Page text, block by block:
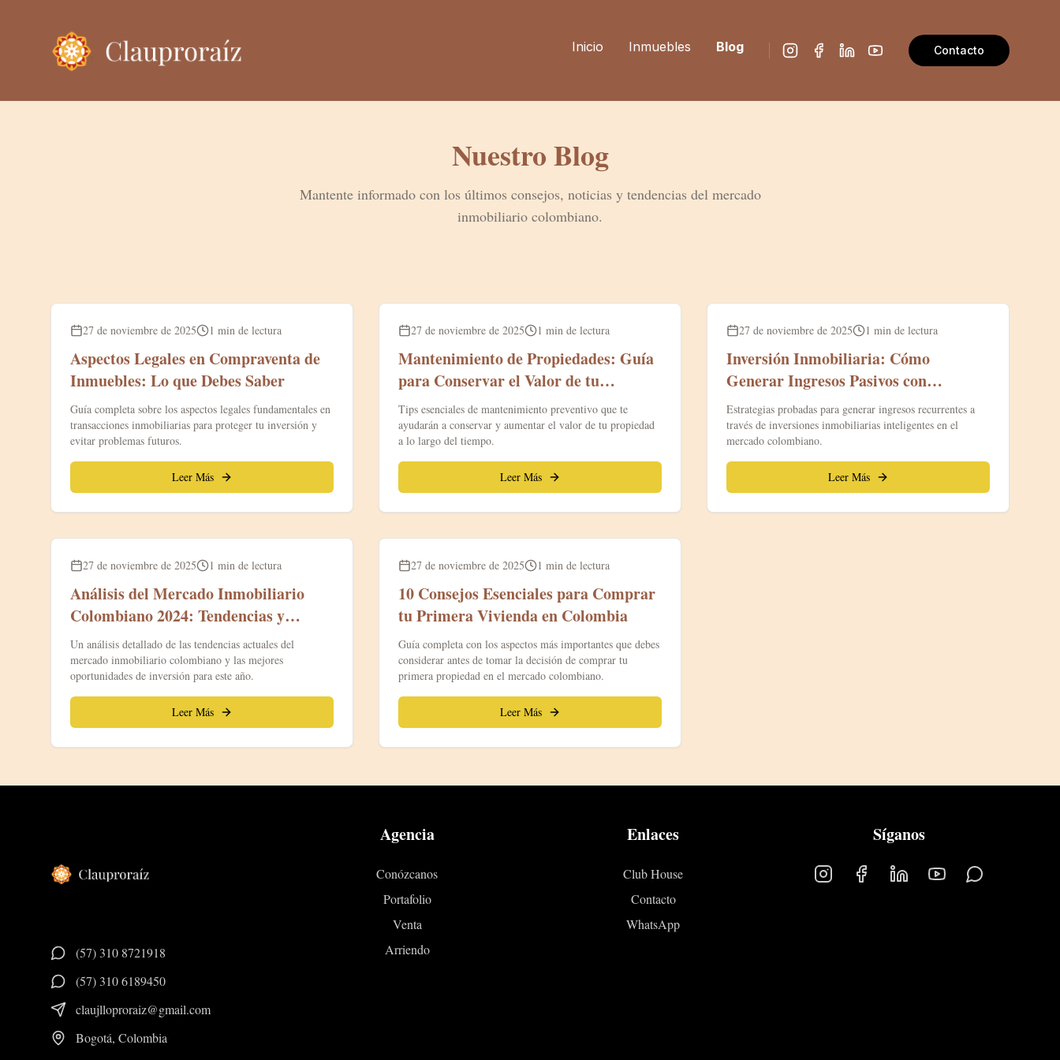
Inicio Inmuebles Blog Contacto
Nuestro Blog
Mantente informado con los últimos consejos, noticias y tendencias del mercado
inmobiliario colombiano.
Blog27 de noviembre de 2025 1 min de lectura
Aspectos Legales en Compraventa de
Inmuebles: Lo que Debes Saber
Guía completa sobre los aspectos legales fundamentales en
transacciones inmobiliarias para proteger tu inversión y
evitar problemas futuros.
Leer Más
Blog27 de noviembre de 2025 1 min de lectura
Mantenimiento de Propiedades: Guía
para Conservar el Valor de tu
Inversión
Tips esenciales de mantenimiento preventivo que te
ayudarán a conservar y aumentar el valor de tu propiedad
a lo largo del tiempo.
Leer Más
Blog27 de noviembre de 2025 1 min de lectura
Inversión Inmobiliaria: Cómo
Generar Ingresos Pasivos con
Propiedades
Estrategias probadas para generar ingresos recurrentes a
través de inversiones inmobiliarias inteligentes en el
mercado colombiano.
Leer Más
Blog27 de noviembre de 2025 1 min de lectura
Análisis del Mercado Inmobiliario
Colombiano 2024: Tendencias y
Oportunidades
Un análisis detallado de las tendencias actuales del
mercado inmobiliario colombiano y las mejores
oportunidades de inversión para este año.
Leer Más
Blog27 de noviembre de 2025 1 min de lectura
10 Consejos Esenciales para Comprar
tu Primera Vivienda en Colombia
Guía completa con los aspectos más importantes que debes
considerar antes de tomar la decisión de comprar tu
primera propiedad en el mercado colombiano.
Leer Más
(57) 310 8721918
(57) 310 6189450
claujlloproraiz@gmail.com
Bogotá, Colombia
Agencia
Conózcanos
Portafolio
Venta
Arriendo
Enlaces
Club House
Contacto
WhatsApp
Síganos